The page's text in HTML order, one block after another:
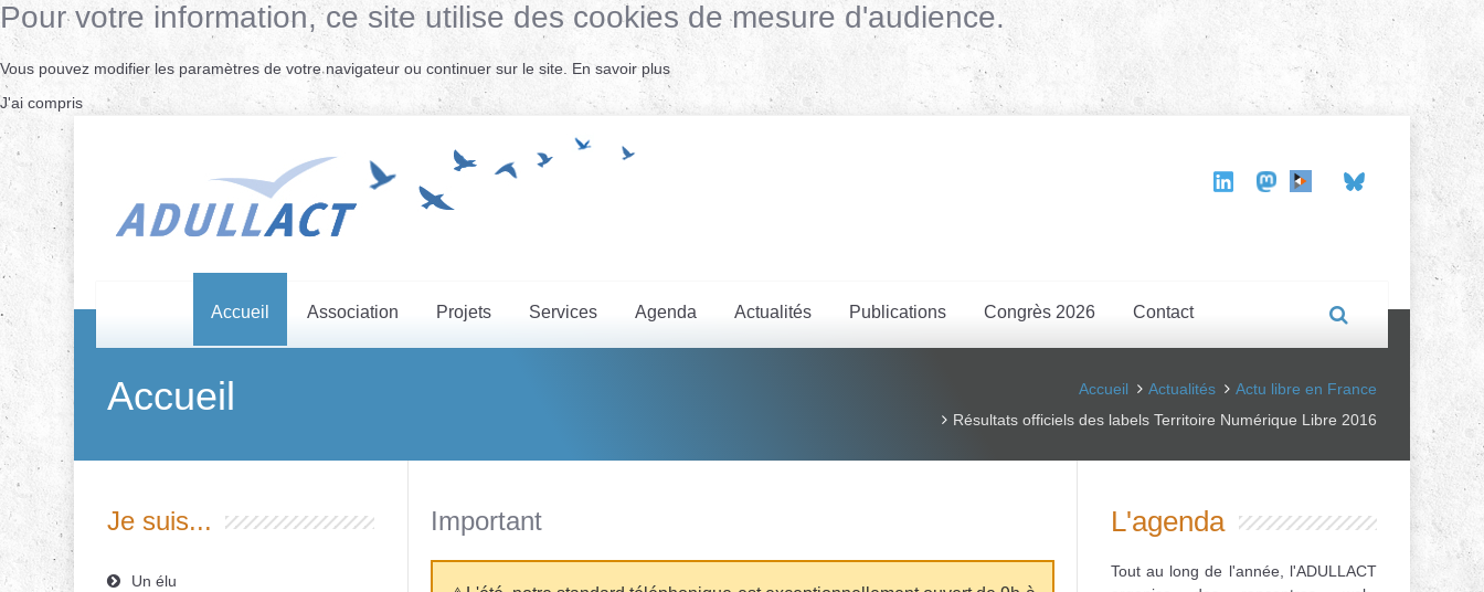
Pour votre information, ce site utilise des cookies de mesure d'audience.
Vous pouvez modifier les paramètres de votre navigateur ou continuer sur le site. En savoir plus
J'ai compris
Accueil Association Projets Services Agenda Actualités Publications Congrès 2026 Contact
Accueil Accueil Actualités
Actu libre en France
Résultats officiels des labels Territoire Numérique Libre 2016
Je suis...
Un élu
Important L'agenda
Tout au long de l'année, l'ADULLACT